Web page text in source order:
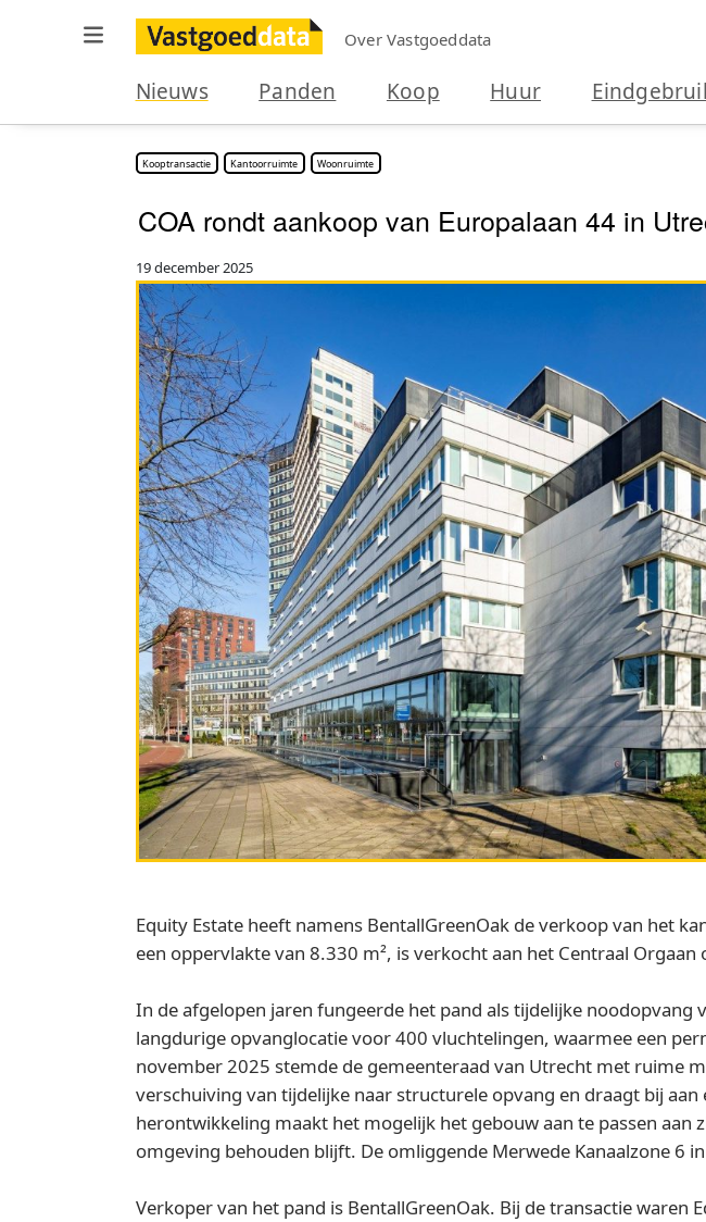
Over Vastgoeddata
Nieuws Panden Koop Huur
Kooptransactie Kantoorruimte Woonruimte
COA rondt aankoop van Europalaan 44 in
19 december 2025
Equity Estate heeft namens BentallGreenOak de verkoop van het
een oppervlakte van 8.330 m², is verkocht aan het Centraal Orgaan
In de afgelopen jaren fungeerde het pand als tijdelijke
langdurige opvanglocatie voor 400 vluchtelingen, waarmee een
november 2025 stemde de gemeenteraad van Utrecht met ruime
verschuiving van tijdelijke naar structurele opvang en draagt bij
herontwikkeling maakt het mogelijk het gebouw aan te passen
omgeving behouden blijft. De omliggende Merwede Kanaalzone
Verkoper van het pand is BentallGreenOak. Bij de transactie waren